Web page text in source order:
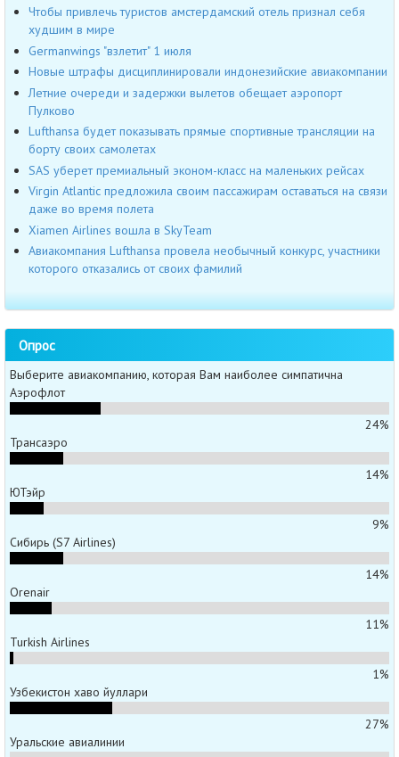
Чтобы привлечь туристов амстердамский отель признал себя
худшим в мире
Germanwings "взлетит" 1 июля
Новые штрафы дисциплинировали индонезийские авиакомпании
Летние очереди и задержки вылетов обещает аэропорт
Пулково
Lufthansa будет показывать прямые спортивные трансляции на
борту своих самолетах
SAS уберет премиальный эконом-класс на маленьких рейсах
Virgin Atlantic предложила своим пассажирам оставаться на связи
даже во время полета
Xiamen Airlines вошла в SkyTeam
Авиакомпания Lufthansa провела необычный конкурс, участники
которого отказались от своих фамилий
Опрос
Выберите авиакомпанию, которая Вам наиболее симпатична
Аэрофлот
24%
Трансаэро
14%
ЮТэйр
9%
Сибирь (S7 Airlines)
14%
Orenair
11%
Turkish Airlines
1%
Узбекистон хаво йуллари
27%
Уральские авиалинии